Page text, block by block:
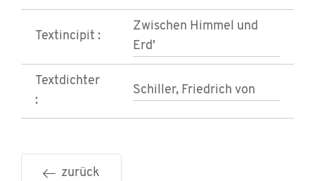
Textincipit :
Zwischen Himmel und
Erd'
Textdichter
:
Schiller, Friedrich von
zurück